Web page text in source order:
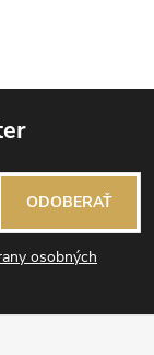
osobných
ODOBERAŤ